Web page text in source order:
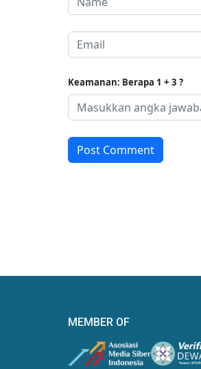
Keamanan: Berapa 1 + 3 ?
Post Comment
MEMBER OF